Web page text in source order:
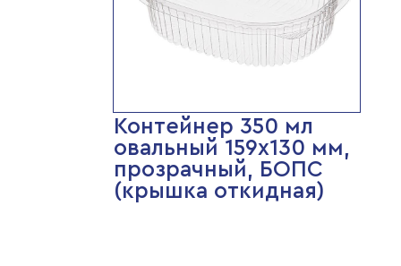
Контейнер 350 мл
овальный 159х130 мм,
прозрачный, БОПС
(крышка откидная)